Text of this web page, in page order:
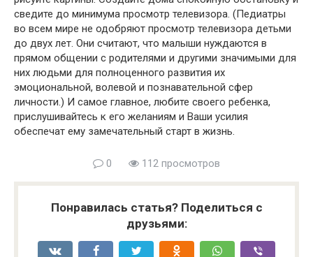
сведите до минимума просмотр телевизора. (Педиатры
во всем мире не одобряют просмотр телевизора детьми
до двух лет. Они считают, что малыши нуждаются в
прямом общении с родителями и другими значимыми для
них людьми для полноценного развития их
эмоциональной, волевой и познавательной сфер
личности.) И самое главное, любите своего ребенка,
прислушивайтесь к его желаниям и Ваши усилия
обеспечат ему замечательный старт в жизнь.
0 112 просмотров
Понравилась статья? Поделиться с
друзьями: